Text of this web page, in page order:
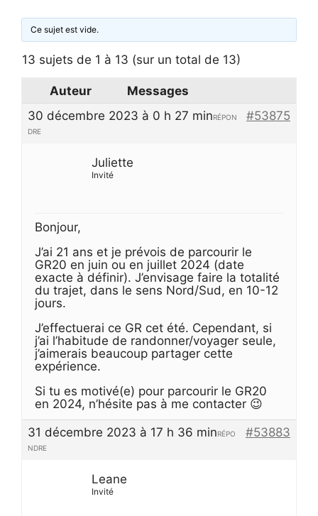
Ce sujet est vide.
13 sujets de 1 à 13 (sur un total de 13)
Auteur
Messages
30 décembre 2023 à 0 h 27 min
#53875
RÉPON
DRE
Juliette
Invité
Bonjour,
J’ai 21 ans et je prévois de parcourir le
GR20 en juin ou en juillet 2024 (date
exacte à définir). J’envisage faire la totalité
du trajet, dans le sens Nord/Sud, en 10-12
jours.
J’effectuerai ce GR cet été. Cependant, si
j’ai l’habitude de randonner/voyager seule,
j’aimerais beaucoup partager cette
expérience.
Si tu es motivé(e) pour parcourir le GR20
en 2024, n’hésite pas à me contacter 😉
31 décembre 2023 à 17 h 36 min
#53883
RÉPO
NDRE
Leane
Invité